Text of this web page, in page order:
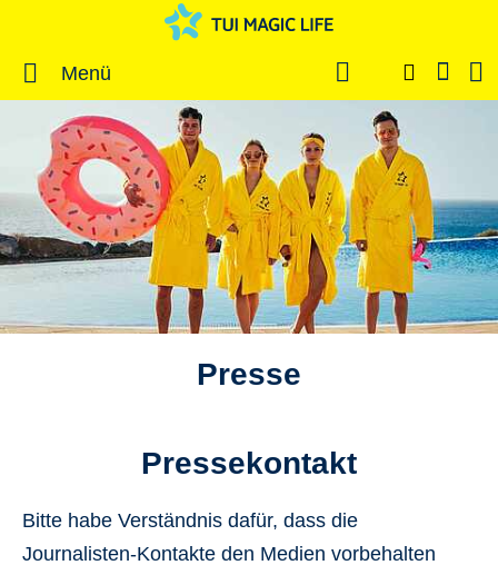
Menü
Presse
Pressekontakt
Bitte habe Verständnis dafür, dass die
Journalisten-Kontakte den Medien vorbehalten